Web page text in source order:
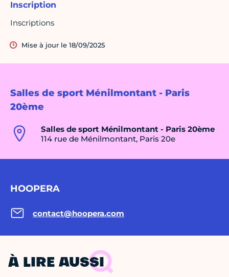
Salles de sport Ménilmontant - Paris
20ème
Salles de sport Ménilmontant - Paris 20ème
114 rue de Ménilmontant, Paris 20e
HOOPERA
contact@hoopera.com
Inscription
Inscriptions
Mise à jour le 18/09/2025
À LIRE AUSSI